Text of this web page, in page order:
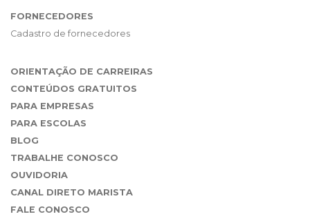
FORNECEDORES
Cadastro de fornecedores
ORIENTAÇÃO DE CARREIRAS
CONTEÚDOS GRATUITOS
PARA EMPRESAS
PARA ESCOLAS
BLOG
TRABALHE CONOSCO
OUVIDORIA
CANAL DIRETO MARISTA
FALE CONOSCO